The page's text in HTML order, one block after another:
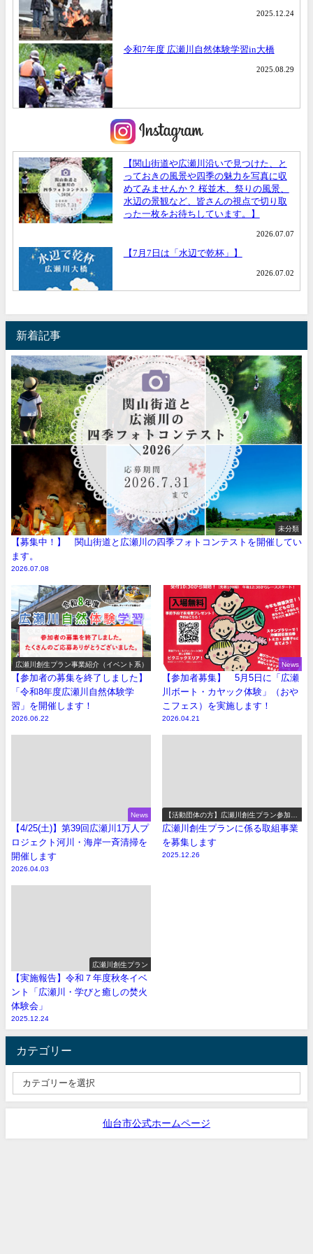
新着記事
未分類
【募集中！】 関山街道と広瀬川の四季フォトコンテストを開催してい
ます。
2026.07.08
広瀬川創生プラン事業紹介（イベント系）
【参加者の募集を終了しました】
「令和8年度広瀬川自然体験学
習」を開催します！
2026.06.22
News
【参加者募集】 5月5日に「広瀬
川ボート・カヤック体験」（おや
こフェス）を実施します！
2026.04.21
News
【4/25(土)】第39回広瀬川1万人プ
ロジェクト河川・海岸一斉清掃を
開催します
2026.04.03
【活動団体の方】広瀬川創生プラン参加事
業の募集
広瀬川創生プランに係る取組事業
を募集します
2025.12.26
広瀬川創生プラン
【実施報告】令和７年度秋冬イベ
ント「広瀬川・学びと癒しの焚火
体験会」
2025.12.24
カテゴリー
仙台市公式ホームページ